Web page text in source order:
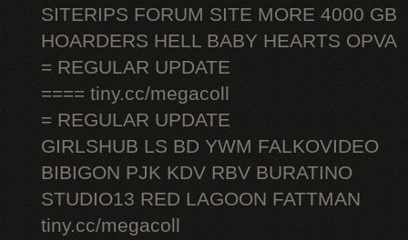
SITERIPS FORUM SITE MORE 4000 GB
HOARDERS HELL BABY HEARTS OPVA
= REGULAR UPDATE
==== tiny.cc/megacoll
= REGULAR UPDATE
GIRLSHUB LS BD YWM FALKOVIDEO
BIBIGON PJK KDV RBV BURATINO
STUDIO13 RED LAGOON FATTMAN
tiny.cc/megacoll